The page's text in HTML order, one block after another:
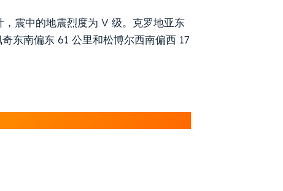
震中的地震烈度为 V 级。克罗地亚东
东南偏东 61 公里和松博尔西南偏西 17